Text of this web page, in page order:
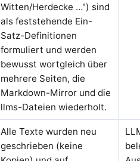
Witten/Herdecke …") sind
als feststehende Ein-
Satz-Definitionen
formuliert und werden
bewusst wortgleich über
mehrere Seiten, die
Markdown-Mirror und die
llms-Dateien wiederholt.
Alle Texte wurden neu
geschrieben (keine